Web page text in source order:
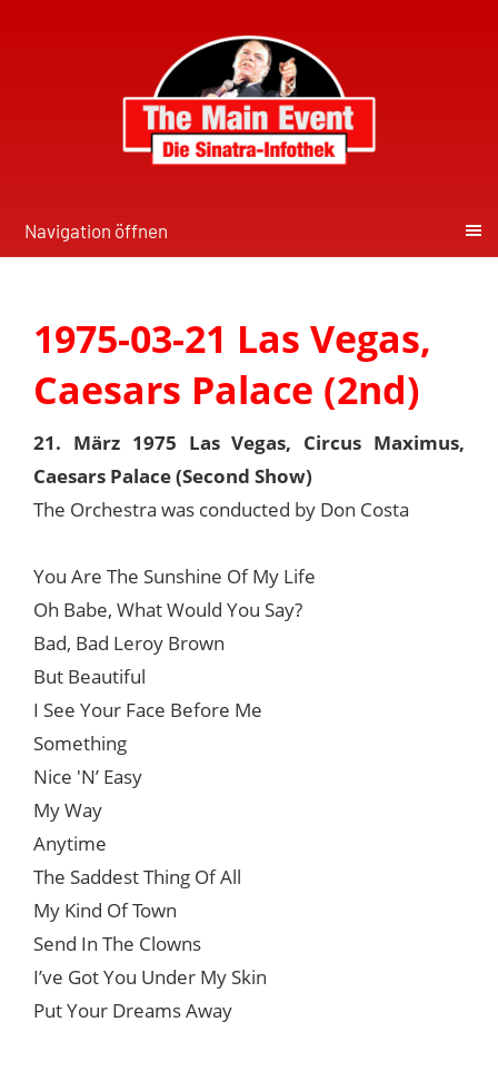
Navigation öffnen
1975-03-21 Las Vegas,
Caesars Palace (2nd)
21. März 1975 Las Vegas, Circus Maximus,
Caesars Palace (Second Show)
The Orchestra was conducted by Don Costa
You Are The Sunshine Of My Life
Oh Babe, What Would You Say?
Bad, Bad Leroy Brown
But Beautiful
I See Your Face Before Me
Something
Nice 'N’ Easy
My Way
Anytime
The Saddest Thing Of All
My Kind Of Town
Send In The Clowns
I’ve Got You Under My Skin
Put Your Dreams Away